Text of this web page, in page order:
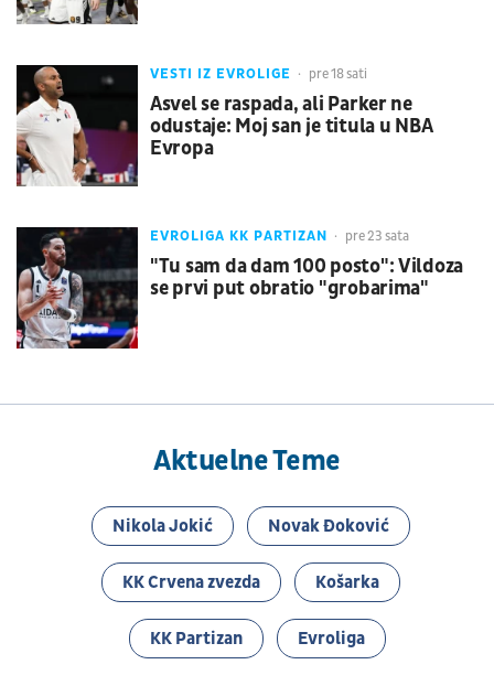
VESTI IZ EVROLIGE pre 18 sati
Asvel se raspada, ali Parker ne
odustaje: Moj san je titula u NBA
Evropa
EVROLIGA KK PARTIZAN pre 23 sata
"Tu sam da dam 100 posto": Vildoza
se prvi put obratio "grobarima"
Aktuelne Teme
Nikola Jokić Novak Đoković
KK Crvena zvezda Košarka
KK Partizan Evroliga